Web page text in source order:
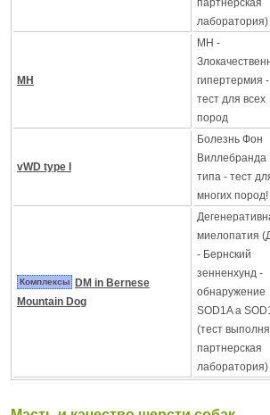
партнерская
лаборатория)
MH
MH -
гипертермия -
тест для всех
пород
vWD type I
Болезнь Фон
Виллебранда
типа - тест
многих пород!
Комплексы
DM in Bernese
Mountain Dog
миелопатия
- Бернский
зенненхунд -
обнаружение
SOD1A a
(тест
партнерская
лаборатория)